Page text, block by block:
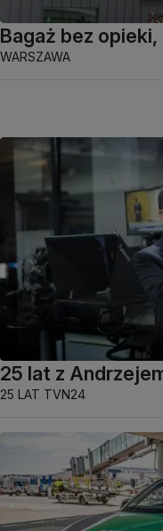
Bagaż bez
WARSZAWA
25 lat z
25 LAT TVN24